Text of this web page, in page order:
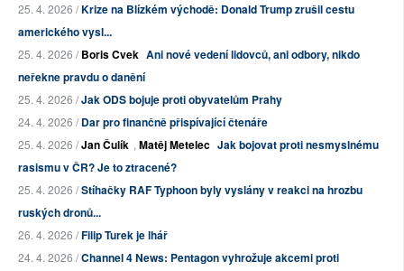
25. 4. 2026 /Krize na Blízkém východě: Donald Trump zrušil cestu
amerického vysl...
25. 4. 2026 /Boris Cvek Ani nové vedení lidovců, ani odbory, nikdo
neřekne pravdu o danění
25. 4. 2026 /Jak ODS bojuje proti obyvatelům Prahy
24. 4. 2026 /Dar pro finančně přispívající čtenáře
25. 4. 2026 /Jan Čulík , Matěj Metelec Jak bojovat proti nesmyslnému
rasismu v ČR? Je to ztracené?
25. 4. 2026 /Stíhačky RAF Typhoon byly vyslány v reakci na hrozbu
ruských dronů...
26. 4. 2026 /Filip Turek je lhář
24. 4. 2026 /Channel 4 News: Pentagon vyhrožuje akcemi proti